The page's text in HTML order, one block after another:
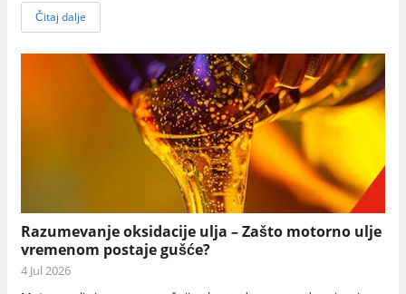
Čitaj dalje
Razumevanje oksidacije ulja – Zašto motorno ulje
vremenom postaje gušće?
4 Jul 2026